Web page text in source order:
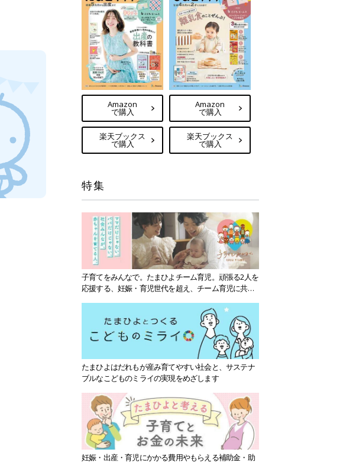
Amazon
で購入
楽天ブックス
で購入
Amazon
で購入
楽天ブックス
で購入
特集
子育てをみんなで。たまひよチーム育児。頑張る2人を
応援する、妊娠・育児世代を超え、チーム育児に共感
たまひよはだれもが産み育てやすい社会と、サステナ
ブルなこどものミライの実現をめざします
妊娠・出産・育児にかかる費用やもらえる補助金・助